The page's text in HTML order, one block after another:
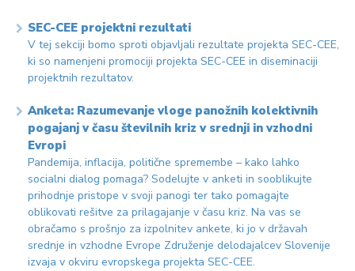
SEC-CEE projektni rezultati
V tej sekciji bomo sproti objavljali rezultate projekta SEC-CEE,
ki so namenjeni promociji projekta SEC-CEE in diseminaciji
projektnih rezultatov.
Anketa: Razumevanje vloge panožnih kolektivnih
pogajanj v času številnih kriz v srednji in vzhodni
Evropi
Pandemija, inflacija, politične spremembe – kako lahko
socialni dialog pomaga? Sodelujte v anketi in sooblikujte
prihodnje pristope v svoji panogi ter tako pomagajte
oblikovati rešitve za prilagajanje v času kriz. Na vas se
obračamo s prošnjo za izpolnitev ankete, ki jo v državah
srednje in vzhodne Evrope Združenje delodajalcev Slovenije
izvaja v okviru evropskega projekta SEC-CEE.